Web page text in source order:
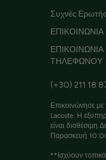
Συχνές
ΤΗΛΕΦΩΝΟΥ
(+30) 211 18
Επικοινώνησε
Lacoste: Η
είναι διαθέσιμη
Παρασκευή
**Ισχύουν